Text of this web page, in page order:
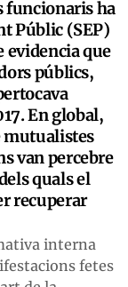
funcionaris ha
Públic (SEP)
evidencia que
públics,
En global,
mutualistes
van percebre
quals el
recuperar
interna
fetes